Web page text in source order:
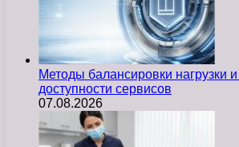
Методы балансировки нагрузки
доступности сервисов
07.08.2026